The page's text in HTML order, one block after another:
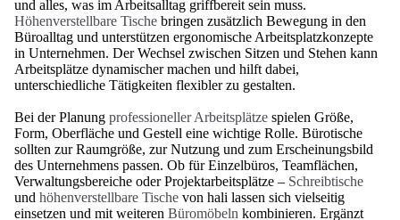
und alles, was im Arbeitsalltag griffbereit sein muss.
Höhenverstellbare Tische bringen zusätzlich Bewegung in den
Büroalltag und unterstützen ergonomische Arbeitsplatzkonzepte
in Unternehmen. Der Wechsel zwischen Sitzen und Stehen kann
Arbeitsplätze dynamischer machen und hilft dabei,
unterschiedliche Tätigkeiten flexibler zu gestalten.
Bei der Planung professioneller Arbeitsplätze spielen Größe,
Form, Oberfläche und Gestell eine wichtige Rolle. Bürotische
sollten zur Raumgröße, zur Nutzung und zum Erscheinungsbild
des Unternehmens passen. Ob für Einzelbüros, Teamflächen,
Verwaltungsbereiche oder Projektarbeitsplätze – Schreibtische
und höhenverstellbare Tische von hali lassen sich vielseitig
einsetzen und mit weiteren Büromöbeln kombinieren. Ergänzt